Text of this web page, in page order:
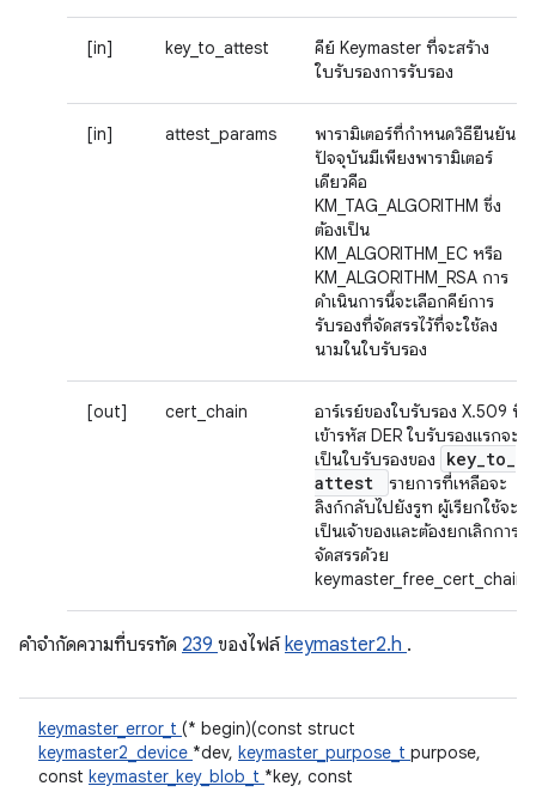
[in] key_to_attest
คีย์ Keymaster ที่จะสร้าง
ใบรับรองการรับรอง
[in] attest_params
พารามิเตอร์ที่กําหนดวิธียืนยัน
ปัจจุบันมีเพียงพารามิเตอร์
เดียวคือ
KM_TAG_ALGORITHM ซึ่ง
ต้องเป็น
KM_ALGORITHM_EC หรือ
KM_ALGORITHM_RSA การ
ดำเนินการนี้จะเลือกคีย์การ
รับรองที่จัดสรรไว้ที่จะใช้ลง
นามในใบรับรอง
[out] cert_chain
อาร์เรย์ของใบรับรอง X.509 ที่
เข้ารหัส DER ใบรับรองแรกจะ
เป็นใบรับรองของ
key_to_
attest
รายการที่เหลือจะ
ลิงก์กลับไปยังรูท ผู้เรียกใช้จะ
เป็นเจ้าของและต้องยกเลิกการ
จัดสรรด้วย
keymaster_free_cert_chain
คําจํากัดความที่บรรทัด 239 ของไฟล์keymaster2.h .
keymaster_error_t (* begin)(const struct
keymaster2_device *dev, keymaster_purpose_t purpose,
const keymaster_key_blob_t *key, const